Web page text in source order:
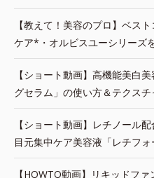
【教えて！美容のプロ】ベス
ケア*・オルビスユーシリーズ
【ショート動画】高機能美白
グセラム」の使い方＆テクスチ
【ショート動画】レチノール
目元集中ケア美容液「レチフ
【HOWTO動画】リキッドフ